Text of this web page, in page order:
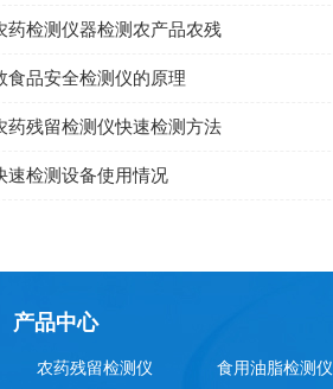
药检测仪器检测农产品农残
食品安全检测仪的原理
药残留检测仪快速检测方法
速检测设备使用情况
产品中心
农药残留检测仪 食用油脂检测仪